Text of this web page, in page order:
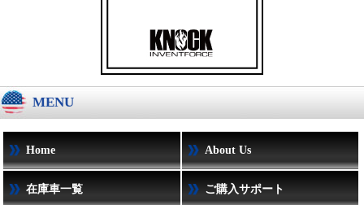
MENU
Home About Us
在庫車一覧 ご購入サポート